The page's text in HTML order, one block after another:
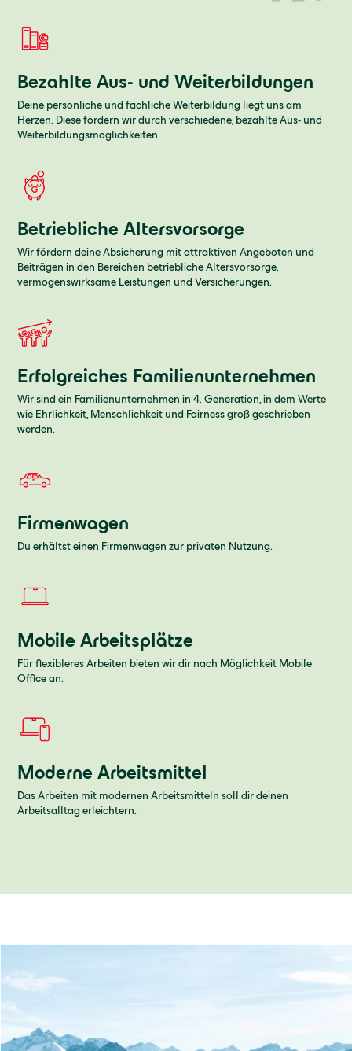
Bezahlte Aus- und Weiterbildungen
Deine persönliche und fachliche Weiterbildung liegt uns am
Herzen. Diese fördern wir durch verschiedene, bezahlte Aus- und
Weiterbildungsmöglichkeiten.
Betriebliche Altersvorsorge
Wir fördern deine Absicherung mit attraktiven Angeboten und
Beiträgen in den Bereichen betriebliche Altersvorsorge,
vermögenswirksame Leistungen und Versicherungen.
Erfolgreiches Familienunternehmen
Wir sind ein Familienunternehmen in 4. Generation, in dem Werte
wie Ehrlichkeit, Menschlichkeit und Fairness groß geschrieben
werden.
Firmenwagen
Du erhältst einen Firmenwagen zur privaten Nutzung.
Mobile Arbeitsplätze
Für flexibleres Arbeiten bieten wir dir nach Möglichkeit Mobile
Office an.
Moderne Arbeitsmittel
Das Arbeiten mit modernen Arbeitsmitteln soll dir deinen
Arbeitsalltag erleichtern.